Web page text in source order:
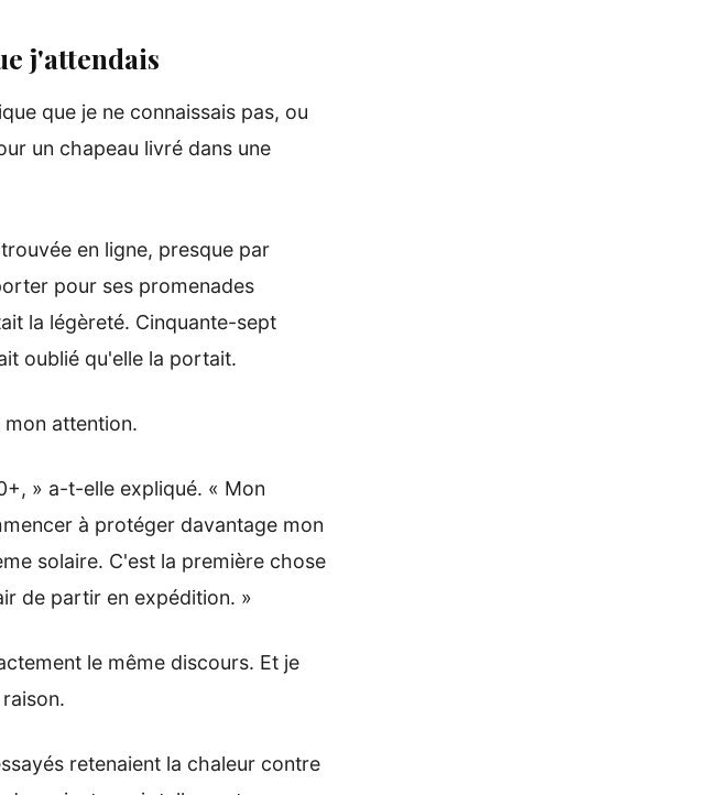
j'attendais
que je ne connaissais pas, ou
un chapeau livré dans une
en ligne, presque par
pour ses promenades
la légèreté. Cinquante-sept
oublié qu'elle la portait.
mon attention.
» a-t-elle expliqué. « Mon
à protéger davantage mon
solaire. C'est la première chose
de partir en expédition. »
le même discours. Et je
retenaient la chaleur contre